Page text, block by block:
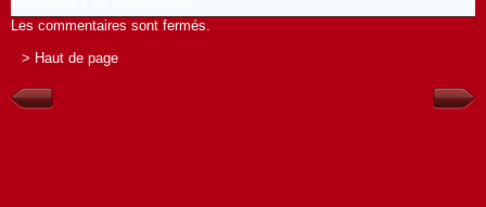
Les commentaires sont fermés.
> Haut de page